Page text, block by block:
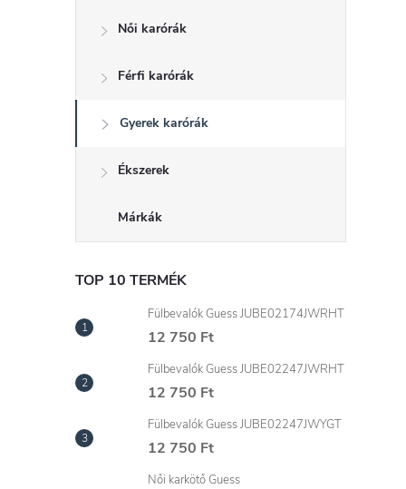
a
l
ó
p
a
n
l
Női karórák
Férfi karórák
Gyerek karórák
Ékszerek
Márkák
TOP 10 TERMÉK
Fülbevalók Guess JUBE02174JWRHT
12 750 Ft
Fülbevalók Guess JUBE02247JWRHT
12 750 Ft
Fülbevalók Guess JUBE02247JWYGT
12 750 Ft
Női karkötő Guess